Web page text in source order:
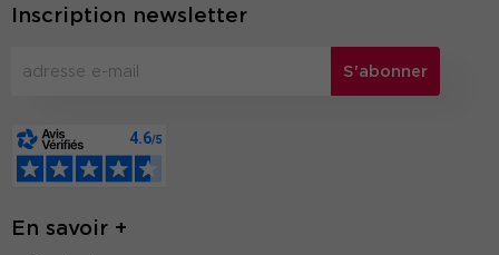
Inscription newsletter
S'abonner
En savoir +